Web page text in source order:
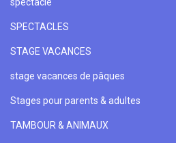
spectacle
SPECTACLES
STAGE VACANCES
stage vacances de pâques
Stages pour parents & adultes
TAMBOUR & ANIMAUX